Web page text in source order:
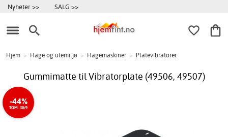
Nyheter >> SALG >>
Hjem > Hage og utemiljø > Hagemaskiner > Platevibratorer
Gummimatte til Vibratorplate (49506, 49507)
-44%
TOM. 30/9